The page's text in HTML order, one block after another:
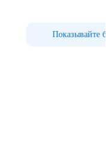
Показывайте